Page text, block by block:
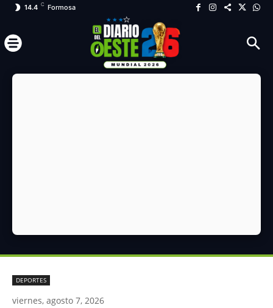
14.4 C Formosa
DEPORTES
viernes, agosto 7, 2026